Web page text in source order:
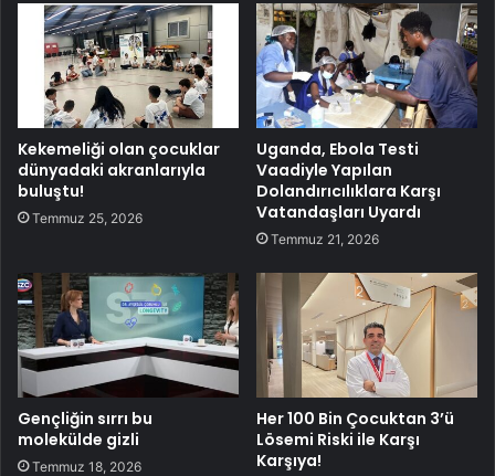
Kekemeliği olan çocuklar
dünyadaki akranlarıyla
buluştu!
Temmuz 25, 2026
Uganda, Ebola Testi
Vaadiyle Yapılan
Dolandırıcılıklara Karşı
Vatandaşları Uyardı
Temmuz 21, 2026
Gençliğin sırrı bu
molekülde gizli
Temmuz 18, 2026
Her 100 Bin Çocuktan 3’ü
Lösemi Riski ile Karşı
Karşıya!